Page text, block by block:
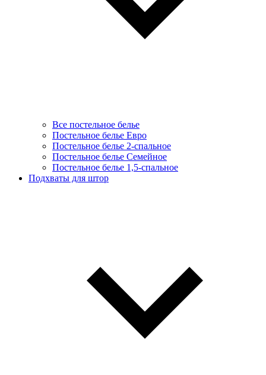
Все постельное белье
Постельное белье Евро
Постельное белье 2-спальное
Постельное белье Семейное
Постельное белье 1,5-спальное
Подхваты для штор